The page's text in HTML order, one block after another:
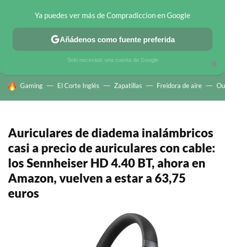
CHOLLOS TELEGRAM OFERTAS EN MÓVILES OFERTAS EN
HOY SE HABLA DE
Gaming El Corte Inglés Zapatillas Freidora de aire
Auriculares de diadema inalámbricos
casi a precio de auriculares con cable:
los Sennheiser HD 4.40 BT, ahora en
Amazon, vuelven a estar a 63,75
euros
×
Ya puedes ver más de Compradiccion en Google
Añádenos como fuente preferida
Solo necesitas una cuenta de Google